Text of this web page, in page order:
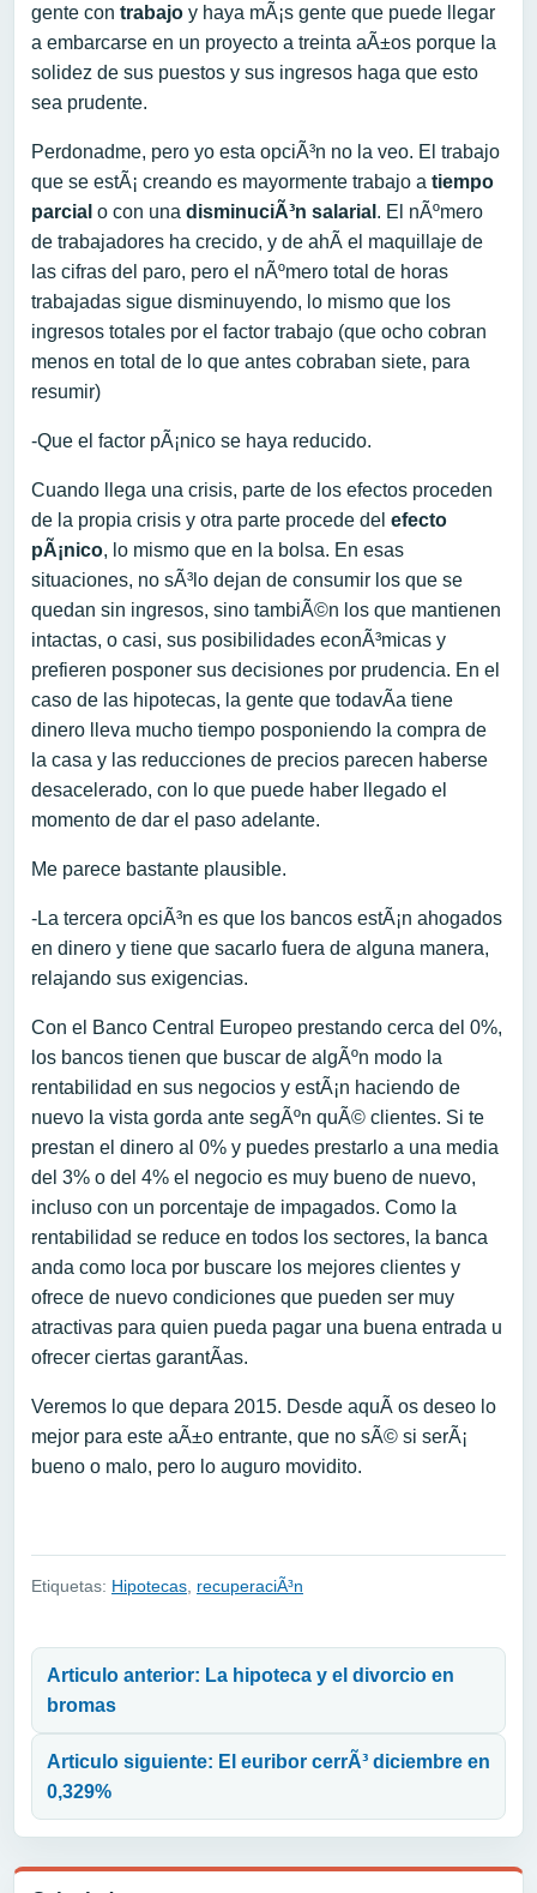
gente con trabajo y haya mÃ¡s gente que puede llegar
a embarcarse en un proyecto a treinta aÃ±os porque la
solidez de sus puestos y sus ingresos haga que esto
sea prudente.
Perdonadme, pero yo esta opciÃ³n no la veo. El trabajo
que se estÃ¡ creando es mayormente trabajo a tiempo
parcial o con una disminuciÃ³n salarial . El nÃºmero
de trabajadores ha crecido, y de ahÃ­ el maquillaje de
las cifras del paro, pero el nÃºmero total de horas
trabajadas sigue disminuyendo, lo mismo que los
ingresos totales por el factor trabajo (que ocho cobran
menos en total de lo que antes cobraban siete, para
resumir)
-Que el factor pÃ¡nico se haya reducido.
Cuando llega una crisis, parte de los efectos proceden
de la propia crisis y otra parte procede del efecto
pÃ¡nico, lo mismo que en la bolsa. En esas
situaciones, no sÃ³lo dejan de consumir los que se
quedan sin ingresos, sino tambiÃ©n los que mantienen
intactas, o casi, sus posibilidades econÃ³micas y
prefieren posponer sus decisiones por prudencia. En el
caso de las hipotecas, la gente que todavÃ­a tiene
dinero lleva mucho tiempo posponiendo la compra de
la casa y las reducciones de precios parecen haberse
desacelerado, con lo que puede haber llegado el
momento de dar el paso adelante.
Me parece bastante plausible.
-La tercera opciÃ³n es que los bancos estÃ¡n ahogados
en dinero y tiene que sacarlo fuera de alguna manera,
relajando sus exigencias.
Con el Banco Central Europeo prestando cerca del 0%,
los bancos tienen que buscar de algÃºn modo la
rentabilidad en sus negocios y estÃ¡n haciendo de
nuevo la vista gorda ante segÃºn quÃ© clientes. Si te
prestan el dinero al 0% y puedes prestarlo a una media
del 3% o del 4% el negocio es muy bueno de nuevo,
incluso con un porcentaje de impagados. Como la
rentabilidad se reduce en todos los sectores, la banca
anda como loca por buscare los mejores clientes y
ofrece de nuevo condiciones que pueden ser muy
atractivas para quien pueda pagar una buena entrada u
ofrecer ciertas garantÃ­as.
Veremos lo que depara 2015. Desde aquÃ­ os deseo lo
mejor para este aÃ±o entrante, que no sÃ© si serÃ¡
bueno o malo, pero lo auguro movidito.
Etiquetas: Hipotecas recuperaciÃ³n
Articulo anterior: La hipoteca y el divorcio en
bromas
Articulo siguiente: El euribor cerrÃ³ diciembre en
0,329%